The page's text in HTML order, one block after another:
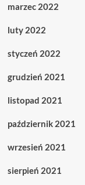
marzec 2022
luty 2022
styczeń 2022
grudzień 2021
listopad 2021
październik 2021
wrzesień 2021
sierpień 2021